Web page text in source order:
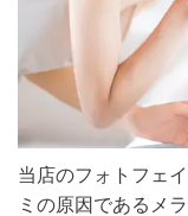
当店のフォトフェ
ミの原因であるメ